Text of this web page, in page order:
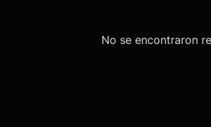
No se encontraron